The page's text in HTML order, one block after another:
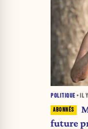
POLITIQUE • IL
future